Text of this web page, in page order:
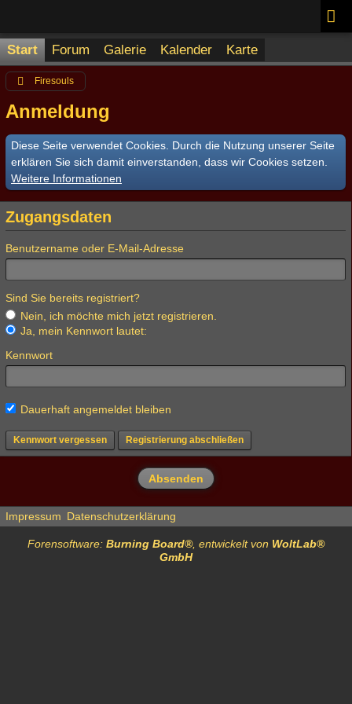
Start Forum Galerie Kalender Karte
Firesouls
Anmeldung
Diese Seite verwendet Cookies. Durch die Nutzung unserer Seite
erklären Sie sich damit einverstanden, dass wir Cookies setzen.
Weitere Informationen
Zugangsdaten
Benutzername oder E-Mail-Adresse
Sind Sie bereits registriert?
Nein, ich möchte mich jetzt registrieren.
Ja, mein Kennwort lautet:
Kennwort
Dauerhaft angemeldet bleiben
Kennwort vergessen Registrierung abschließen
Impressum Datenschutzerklärung
Forensoftware: Burning Board®, entwickelt von WoltLab®
GmbH